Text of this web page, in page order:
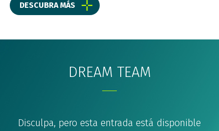
DESCUBRA MÁS
DREAM TEAM
Disculpa, pero esta entrada está disponible